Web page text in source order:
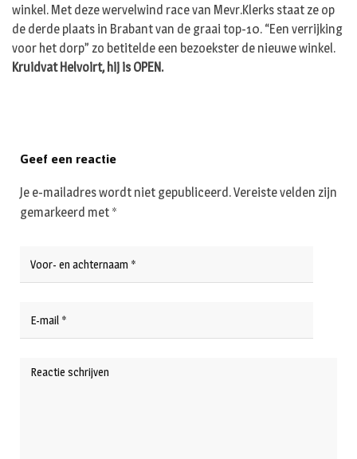
winkel. Met deze wervelwind race van Mevr.Klerks staat ze op
de derde plaats in Brabant van de graai top-10. “Een verrijking
voor het dorp” zo betitelde een bezoekster de nieuwe winkel.
Kruidvat Helvoirt, hij is OPEN.
Geef een reactie
Je e-mailadres wordt niet gepubliceerd.Vereiste velden zijn
gemarkeerd met *